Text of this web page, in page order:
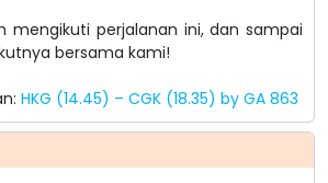
mengikuti perjalanan ini, dan sampai
bersama kami!
HKG (14.45) – CGK (18.35) by GA 863